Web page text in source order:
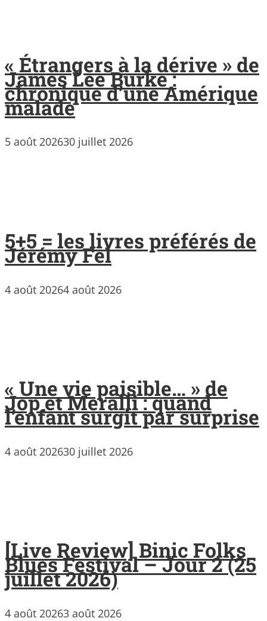
« Étrangers à la dérive » de
James Lee Burke :
chronique d’une Amérique
malade
5 août 202630 juillet 2026
5+5 = les livres préférés de
Jérémy Fel
4 août 20264 août 2026
« Une vie paisible… » de
Jop et Meralli : quand
l’enfant surgit par surprise
4 août 202630 juillet 2026
[Live Review] Binic Folks
Blues Festival – Jour 2 (25
juillet 2026)
4 août 20263 août 2026